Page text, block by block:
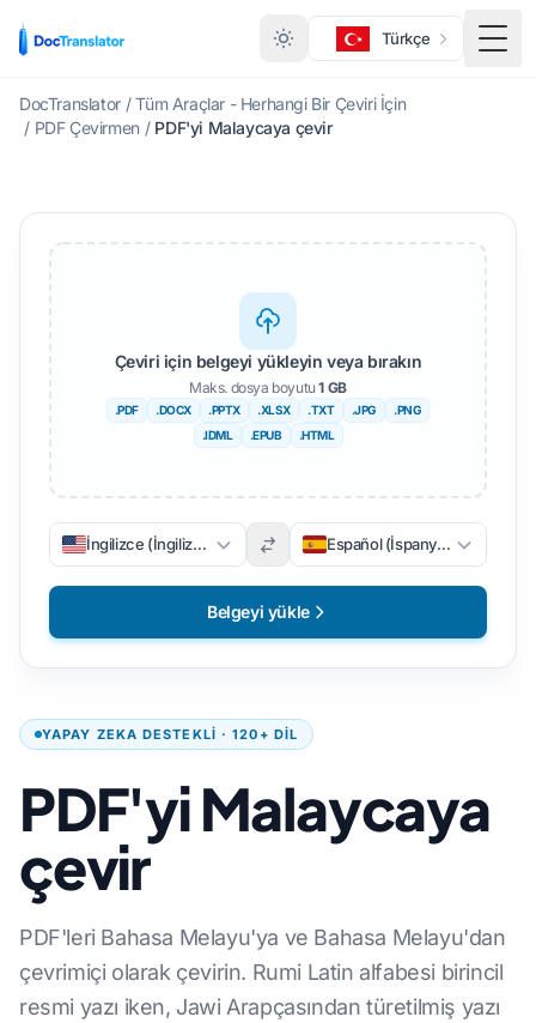
Türkçe
DocTranslator / Tüm Araçlar - Herhangi Bir Çeviri İçin
/ PDF Çevirmen / PDF'yi Malaycaya çevir
YAPAY ZEKA DESTEKLI · 120+ DIL
PDF'yi Malaycaya
çevir
PDF'leri Bahasa Melayu'ya ve Bahasa Melayu'dan
çevrimiçi olarak çevirin. Rumi Latin alfabesi birincil
resmi yazı iken, Jawi Arapçasından türetilmiş yazı
Çeviri için belgeyi yükleyin veya bırakın
Maks. dosya boyutu1 GB
.PDF .DOCX .PPTX .XLSX .TXT .JPG
.PNG
.IDML
.EPUB .HTML
İngilizce (İngilizce) Español (İspanyolca)
Belgeyi yükle